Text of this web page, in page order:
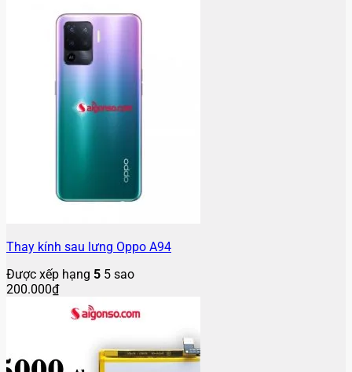
Thay kính sau lưng Oppo A94
Được xếp hạng 5 5 sao
200.000₫